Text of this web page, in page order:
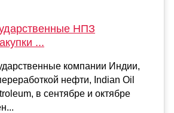
НПЗ
...
компании Индии,
нефти, Indian Oil
в сентябре и октябре